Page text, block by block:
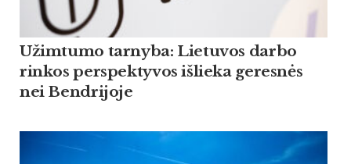
Užimtumo tarnyba: Lietuvos darbo
rinkos perspektyvos išlieka geresnės
nei Bendrijoje